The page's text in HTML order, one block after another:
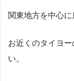
関東地方を中心に
お近くのタイヨ
い。